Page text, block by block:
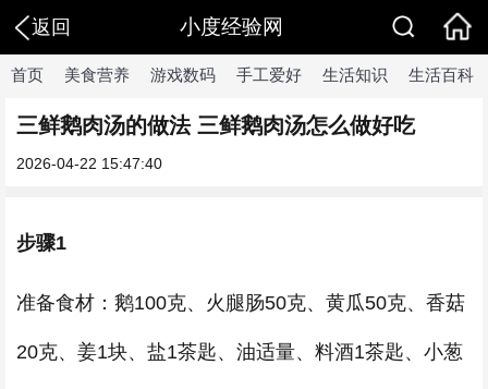
返回 小度经验网
首页 美食营养 游戏数码 手工爱好 生活知识 生活百科
三鲜鹅肉汤的做法 三鲜鹅肉汤怎么做好吃
2026-04-22 15:47:40
步骤1
准备食材：鹅100克、火腿肠50克、黄瓜50克、香菇
20克、姜1块、盐1茶匙、油适量、料酒1茶匙、小葱